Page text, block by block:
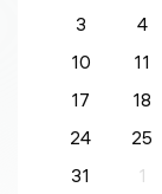
3
4
10
11
17
18
24
25
31
1